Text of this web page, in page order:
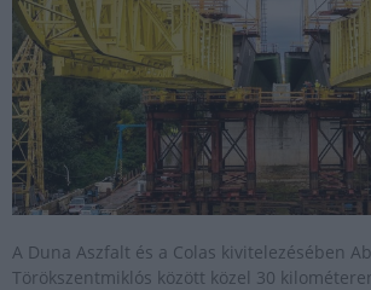
A Duna Aszfalt és a Colas kivitelezésében
Törökszentmiklós között közel 30